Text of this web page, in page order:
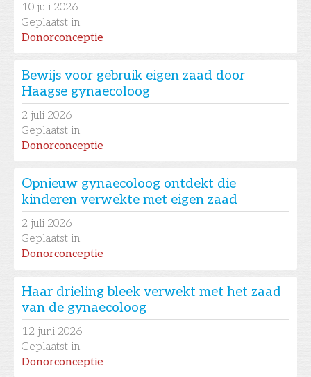
10 juli 2026
Geplaatst in
Donorconceptie
Bewijs voor gebruik eigen zaad door
Haagse gynaecoloog
2 juli 2026
Geplaatst in
Donorconceptie
Opnieuw gynaecoloog ontdekt die
kinderen verwekte met eigen zaad
2 juli 2026
Geplaatst in
Donorconceptie
Haar drieling bleek verwekt met het zaad
van de gynaecoloog
12 juni 2026
Geplaatst in
Donorconceptie